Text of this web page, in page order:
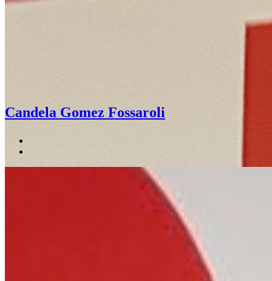
Candela Gomez Fossaroli